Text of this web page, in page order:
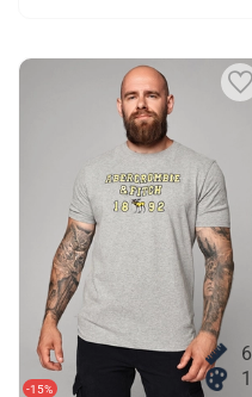
-15%
6
1